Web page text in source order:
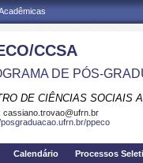
CCSA
DE PÓS-
DE CIÊNCIAS SOCIAIS
cassiano.trovao@ufrn.br
ppeco
Calendário Processos